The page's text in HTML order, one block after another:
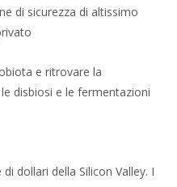
di sicurezza di altissimo
e ritrovare la
disbiosi e le fermentazioni
dollari della Silicon Valley. I